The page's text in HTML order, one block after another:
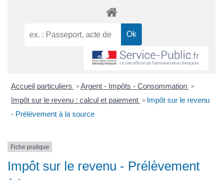
Accueil particuliers > Argent - Impôts - Consommation >
Impôt sur le revenu : calcul et paiement > Impôt sur le revenu
- Prélèvement à la source
Fiche pratique
Impôt sur le revenu - Prélèvement